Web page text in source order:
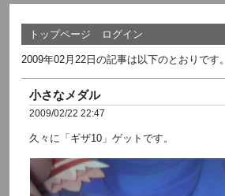
トップページ ログイン
2009年02月22日の記事は以下のとおりです。
小さなメダル
2009/02/22 22:47
久々に「ギザ10」ゲットです。